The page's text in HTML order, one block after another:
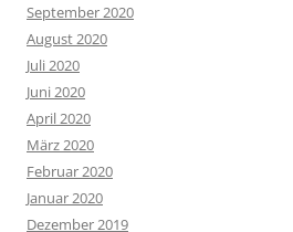
September 2020
August 2020
Juli 2020
Juni 2020
April 2020
März 2020
Februar 2020
Januar 2020
Dezember 2019